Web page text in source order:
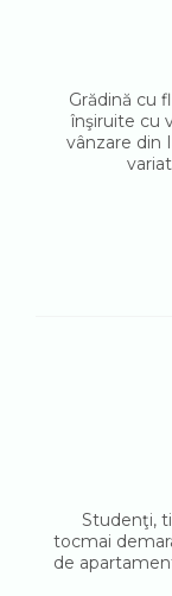
Grădină cu
înşiruite cu
vânzare din
Studenţi,
tocmai
de